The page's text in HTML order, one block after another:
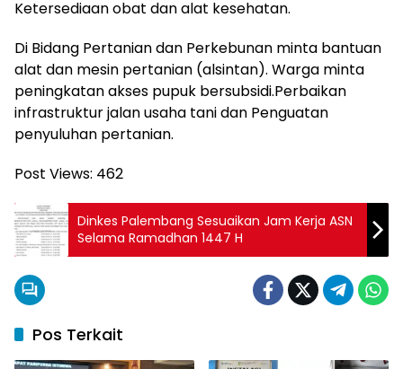
Ketersediaan obat dan alat kesehatan.
Di Bidang Pertanian dan Perkebunan minta bantuan
alat dan mesin pertanian (alsintan). Warga minta
peningkatan akses pupuk bersubsidi.Perbaikan
infrastruktur jalan usaha tani dan Penguatan
penyuluhan pertanian.
Post Views: 462
Dinkes Palembang Sesuaikan Jam Kerja ASN
Selama Ramadhan 1447 H
Pos Terkait